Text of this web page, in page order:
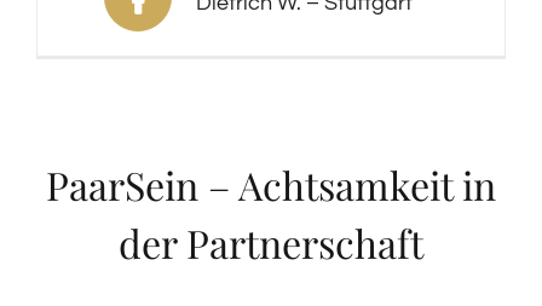
PaarSein – Achtsamkeit in
der Partnerschaft